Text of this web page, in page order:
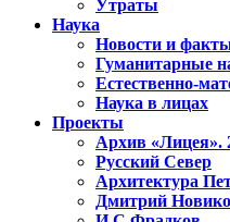
Утраты
Наука
Новости и
Гуманитарные
Естественно-
Наука в лицах
Проекты
Архив «Лицея».
Русский Север
Архитектура
Дмитрий